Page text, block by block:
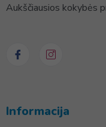
Aukščiausios kokybės
Informacija